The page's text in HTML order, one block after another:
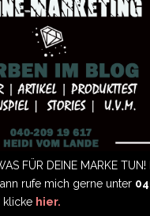
FÜR DEINE MARKE
rufe mich gerne unter
klicke hier.